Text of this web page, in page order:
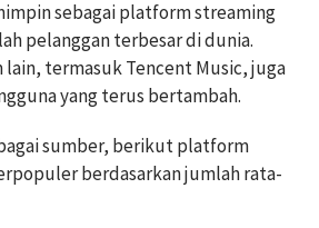
sebagai platform streaming
pelanggan terbesar di dunia.
termasuk Tencent Music, juga
yang terus bertambah.
sumber, berikut platform
berdasarkan jumlah rata-